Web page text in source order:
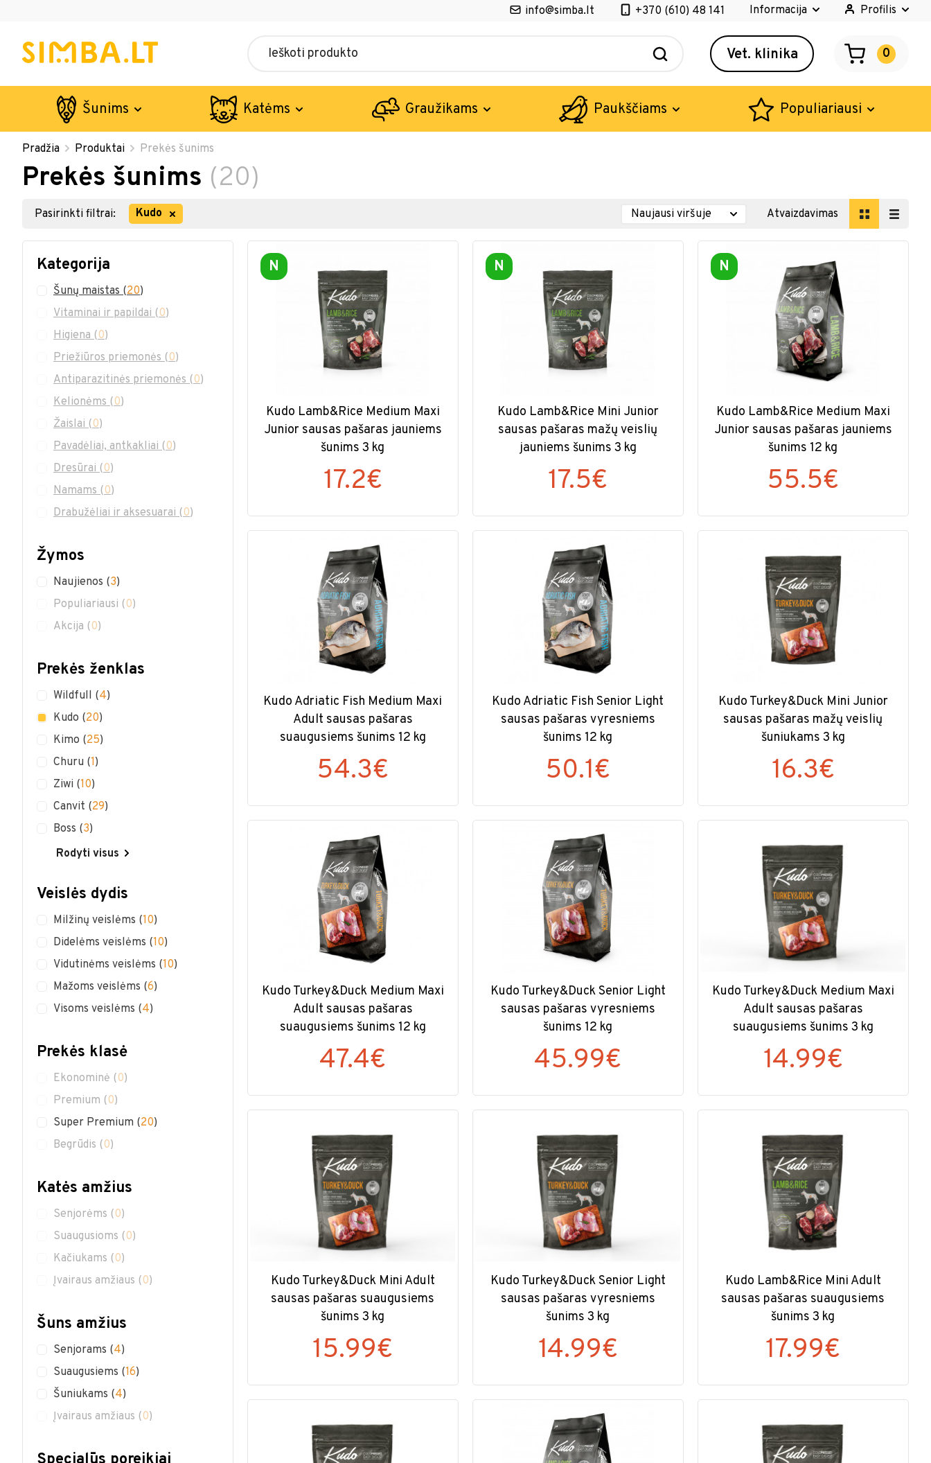
info@simba.lt +370 (610) 48 141 Informacija Profilis
Vet. klinika 0
Šunims Katėms Graužikams Paukščiams Populiariausi
Pradžia Produktai Prekės šunims
Prekės šunims (20)
Pasirinkti filtrai: Kudo Atvaizdavimas
Kategorija
Šunų maistas(20)
Vitaminai ir papildai(0)
Higiena(0)
Priežiūros priemonės(0)
Antiparazitinės priemonės(0)
Kelionėms(0)
Žaislai(0)
Pavadėliai, antkakliai(0)
Dresūrai(0)
Namams(0)
Drabužėliai ir aksesuarai(0)
Žymos
Naujienos (3)
Populiariausi (0)
Akcija (0)
Prekės ženklas
Wildfull (4)
Kudo (20)
Kimo (25)
Churu (1)
Ziwi (10)
Canvit (29)
Boss (3)
Rodyti visus
Veislės dydis
Milžinų veislėms (10)
Didelėms veislėms (10)
Vidutinėms veislėms (10)
Mažoms veislėms (6)
Visoms veislėms (4)
Prekės klasė
Ekonominė (0)
Premium (0)
Super Premium (20)
Begrūdis (0)
Katės amžius
Senjorėms (0)
Suaugusioms (0)
Kačiukams (0)
Įvairaus amžiaus (0)
Šuns amžius
Senjorams (4)
Suaugusiems (16)
Šuniukams (4)
Įvairaus amžiaus (0)
N
Kudo Lamb&Rice Medium Maxi
Junior sausas pašaras jauniems
šunims 3 kg
17.2€
N
Kudo Lamb&Rice Mini Junior
sausas pašaras mažų veislių
jauniems šunims 3 kg
17.5€
N
Kudo Lamb&Rice Medium Maxi
Junior sausas pašaras jauniems
šunims 12 kg
55.5€
Kudo Adriatic Fish Medium Maxi
Adult sausas pašaras
suaugusiems šunims 12 kg
54.3€
Kudo Adriatic Fish Senior Light
sausas pašaras vyresniems
šunims 12 kg
50.1€
Kudo Turkey&Duck Mini Junior
sausas pašaras mažų veislių
šuniukams 3 kg
16.3€
Kudo Turkey&Duck Medium Maxi
Adult sausas pašaras
suaugusiems šunims 12 kg
47.4€
Kudo Turkey&Duck Senior Light
sausas pašaras vyresniems
šunims 12 kg
45.99€
Kudo Turkey&Duck Medium Maxi
Adult sausas pašaras
suaugusiems šunims 3 kg
14.99€
Kudo Turkey&Duck Mini Adult
sausas pašaras suaugusiems
šunims 3 kg
15.99€
Kudo Turkey&Duck Senior Light
sausas pašaras vyresniems
šunims 3 kg
14.99€
Kudo Lamb&Rice Mini Adult
sausas pašaras suaugusiems
šunims 3 kg
17.99€